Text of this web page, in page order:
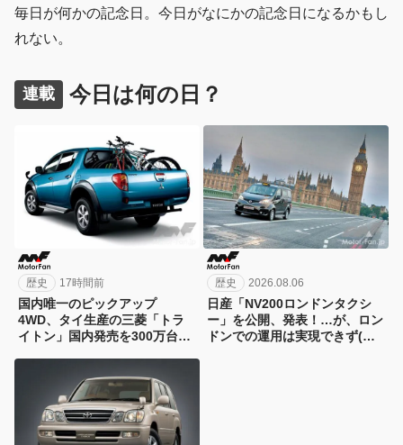
毎日が何かの記念日。今日がなにかの記念日になるかもし
れない。
連載 今日は何の日？
歴史 17時間前
国内唯一のピックアップ
4WD、タイ生産の三菱「トラ
イトン」国内発売を300万台限
歴史 2026.08.06
日産「NV200ロンドンタクシ
ー」を公開、発表！…が、ロン
ドンでの運用は実現できず(涙)